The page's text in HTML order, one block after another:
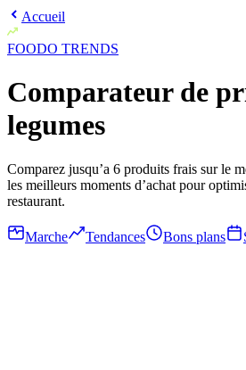
Accueil
FOODO TRENDS
Comparateur de
legumes
Comparez jusqu’a 6 produits frais sur le
les meilleurs moments d’achat pour
restaurant.
Marche Tendances Bons plans